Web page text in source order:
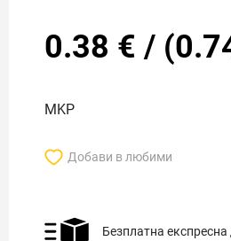
0.38 € / (
MKP
Добави в любими
Безплатна експресна